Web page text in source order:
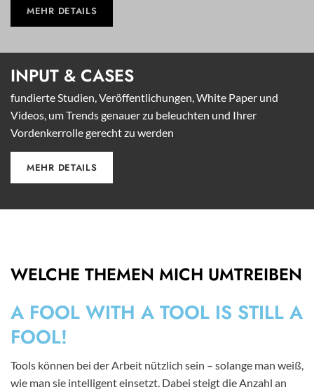
MEHR DETAILS
INPUT & CASES
fundierte Studien, Veröffentlichungen, White Paper und
Videos, um Trends genauer zu beleuchten und Ihrer
Vordenkerrolle gerecht zu werden
MEHR DETAILS
WELCHE THEMEN MICH UMTREIBEN
A FOOL WITH A TOOL IS STILL A
FOOL!
Tools können bei der Arbeit nützlich sein – solange man weiß,
wie man sie intelligent einsetzt. Dabei steigt die Anzahl an